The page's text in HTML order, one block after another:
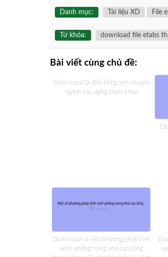
Danh mục: Tài liệu XD File
Từ khóa: download file etabs
Bài viết cùng chủ đề:
Download từ điển tiếng anh chuyên
ngành xây dựng tham khảo
Download tài liệu phương pháp tính
vách phẳng trong nhà cao tầng